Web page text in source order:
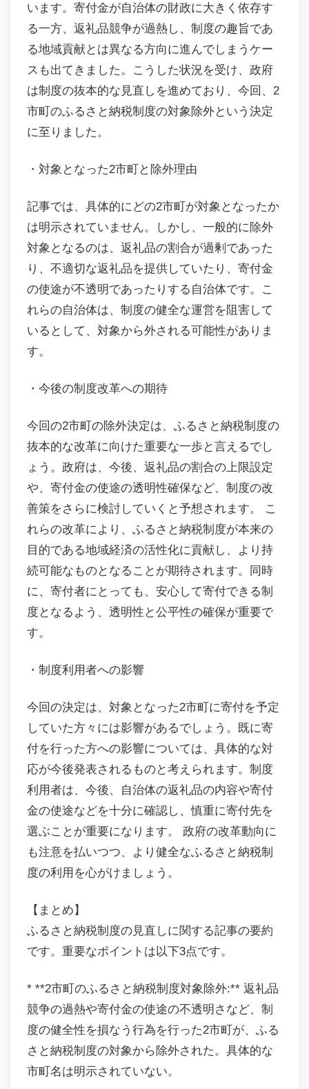
います。寄付金が自治体の財政に大きく依存す
る一方、返礼品競争が過熱し、制度の趣旨であ
る地域貢献とは異なる方向に進んでしまうケー
スも出てきました。こうした状況を受け、政府
は制度の抜本的な見直しを進めており、今回、2
市町のふるさと納税制度の対象除外という決定
に至りました。
・対象となった2市町と除外理由
記事では、具体的にどの2市町が対象となったか
は明示されていません。しかし、一般的に除外
対象となるのは、返礼品の割合が過剰であった
り、不適切な返礼品を提供していたり、寄付金
の使途が不透明であったりする自治体です。こ
れらの自治体は、制度の健全な運営を阻害して
いるとして、対象から外される可能性がありま
す。
・今後の制度改革への期待
今回の2市町の除外決定は、ふるさと納税制度の
抜本的な改革に向けた重要な一歩と言えるでし
ょう。政府は、今後、返礼品の割合の上限設定
や、寄付金の使途の透明性確保など、制度の改
善策をさらに検討していくと予想されます。 こ
れらの改革により、ふるさと納税制度が本来の
目的である地域経済の活性化に貢献し、より持
続可能なものとなることが期待されます。同時
に、寄付者にとっても、安心して寄付できる制
度となるよう、透明性と公平性の確保が重要で
す。
・制度利用者への影響
今回の決定は、対象となった2市町に寄付を予定
していた方々には影響があるでしょう。既に寄
付を行った方への影響については、具体的な対
応が今後発表されるものと考えられます。制度
利用者は、今後、自治体の返礼品の内容や寄付
金の使途などを十分に確認し、慎重に寄付先を
選ぶことが重要になります。 政府の改革動向に
も注意を払いつつ、より健全なふるさと納税制
度の利用を心がけましょう。
【まとめ】
ふるさと納税制度の見直しに関する記事の要約
です。重要なポイントは以下3点です。
* **2市町のふるさと納税制度対象除外:** 返礼品
競争の過熱や寄付金の使途の不透明さなど、制
度の健全性を損なう行為を行った2市町が、ふる
さと納税制度の対象から除外された。具体的な
市町名は明示されていない。